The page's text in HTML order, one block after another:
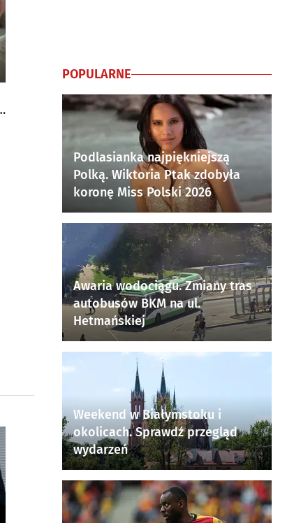
POPULARNE
Podlasianka najpiękniejszą
Polką. Wiktoria Ptak zdobyła
koronę Miss Polski 2026
Awaria wodociągu. Zmiany tras
autobusów BKM na ul.
Hetmańskiej
Weekend w Białymstoku i
okolicach. Sprawdź przegląd
wydarzeń